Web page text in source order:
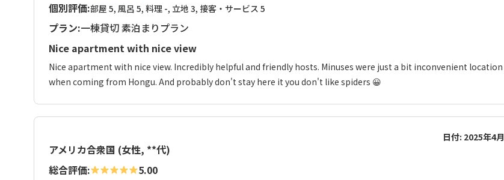
個別評価:部屋 5, 風呂 5, 料理 -, 立地 3, 接客・サービス 5
プラン:一棟貸切 素泊まりプラン
Nice apartment with nice view
Nice apartment with nice view. Incredibly helpful and friendly hosts. Minuses were just a bit inconvenient location
when coming from Hongu. And probably don't stay here it you don't like spiders 😀
日付: 2025年4月
アメリカ合衆国 (女性, **代)
総合評価:
5.00